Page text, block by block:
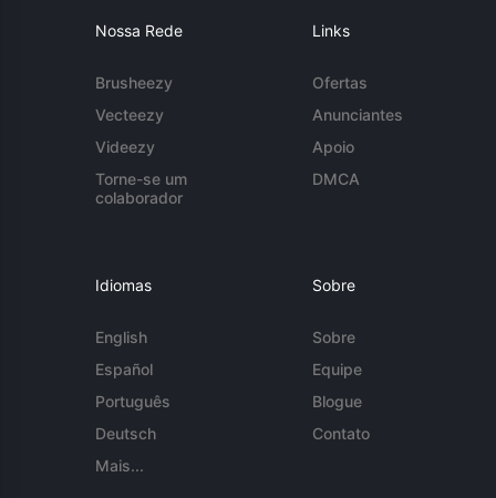
Nossa Rede
Brusheezy
Vecteezy
Videezy
Torne-se um
colaborador
Links
Ofertas
Anunciantes
Apoio
DMCA
Idiomas
English
Español
Português
Deutsch
Mais...
Sobre
Sobre
Equipe
Blogue
Contato